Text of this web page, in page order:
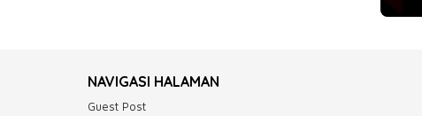
NAVIGASI HALAMAN
Guest Post